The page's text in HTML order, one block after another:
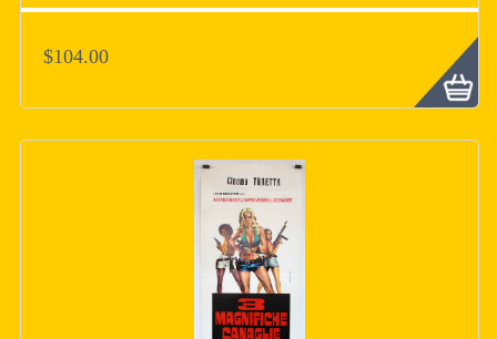
$104.00